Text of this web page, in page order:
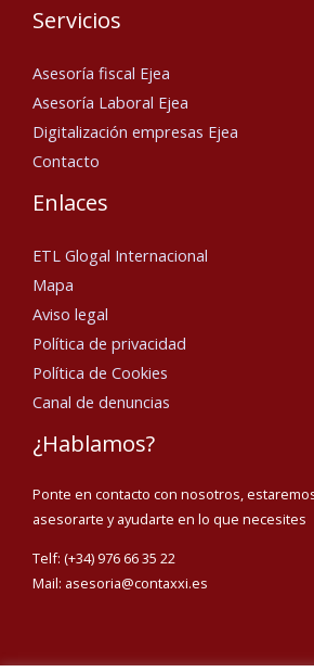
Servicios
Asesoría fiscal Ejea
Asesoría Laboral Ejea
Digitalización empresas Ejea
Contacto
Enlaces
ETL Glogal Internacional
Mapa
Aviso legal
Política de privacidad
Política de Cookies
Canal de denuncias
¿Hablamos?
Ponte en contacto con nosotros,
asesorarte y ayudarte en lo que necesites
Telf: (+34) 976 66 35 22
Mail: asesoria@contaxxi.es